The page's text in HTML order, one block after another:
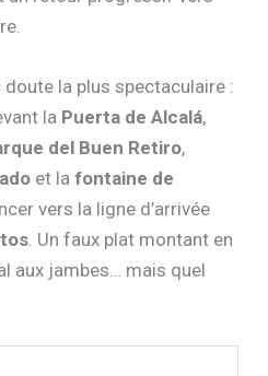
la plus spectaculaire :
la Puerta de Alcalá,
del Buen Retiro,
et lafontaine de
vers la ligne d’arrivée
. Un faux plat montant en
aux jambes… mais quel